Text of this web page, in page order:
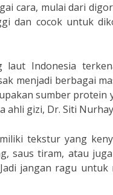
cara, mulai dari
dan cocok untuk
Indonesia
menjadi berbagai
sumber protein
ahli gizi, Dr. Siti
tekstur yang
saus tiram, atau
jangan ragu untuk